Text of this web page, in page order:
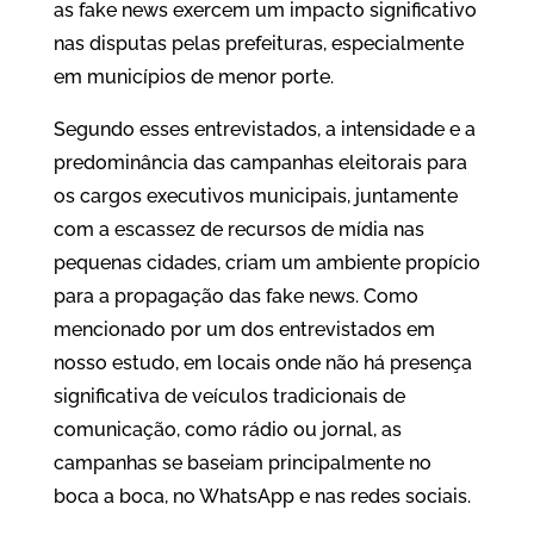
as fake news exercem um impacto significativo
nas disputas pelas prefeituras, especialmente
em municípios de menor porte.
Segundo esses entrevistados, a intensidade e a
predominância das campanhas eleitorais para
os cargos executivos municipais, juntamente
com a escassez de recursos de mídia nas
pequenas cidades, criam um ambiente propício
para a propagação das fake news. Como
mencionado por um dos entrevistados em
nosso estudo, em locais onde não há presença
significativa de veículos tradicionais de
comunicação, como rádio ou jornal, as
campanhas se baseiam principalmente no
boca a boca, no WhatsApp e nas redes sociais.